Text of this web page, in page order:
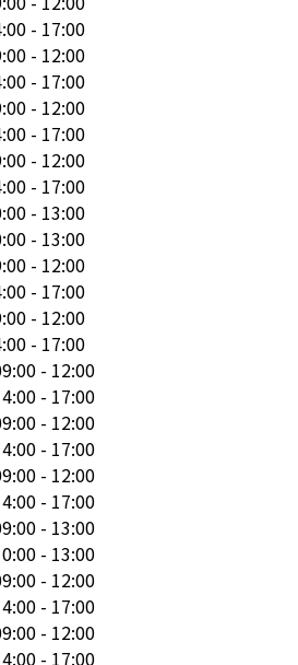
- 17:00
- 12:00
- 17:00
- 12:00
- 17:00
- 12:00
- 17:00
- 13:00
- 13:00
- 12:00
- 17:00
- 12:00
- 17:00
- 12:00
- 17:00
- 12:00
- 17:00
- 12:00
- 17:00
- 13:00
- 13:00
- 12:00
- 17:00
- 12:00
- 17:00